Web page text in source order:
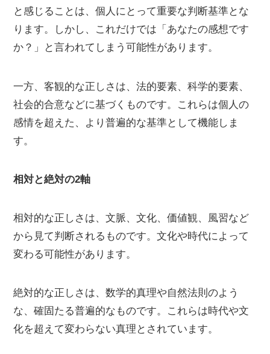
と感じることは、個人にとって重要な判断基準とな
ります。しかし、これだけでは「あなたの感想です
か？」と言われてしまう可能性があります。
一方、客観的な正しさは、法的要素、科学的要素、
社会的合意などに基づくものです。これらは個人の
感情を超えた、より普遍的な基準として機能しま
す。
相対と絶対の2軸
相対的な正しさは、文脈、文化、価値観、風習など
から見て判断されるものです。文化や時代によって
変わる可能性があります。
絶対的な正しさは、数学的真理や自然法則のよう
な、確固たる普遍的なものです。これらは時代や文
化を超えて変わらない真理とされています。